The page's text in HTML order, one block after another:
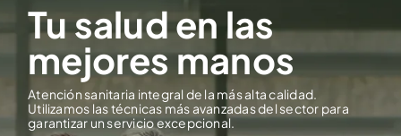
COLABORADORES
NOTICIAS
CONTACTO
Tu salud en las
mejores manos
Atención sanitaria integral de la más alta calidad.
Utilizamos las técnicas más avanzadas del sector para
garantizar un servicio excepcional.